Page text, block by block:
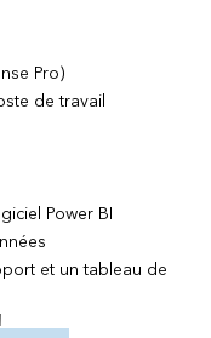
Pro)
de travail
Power BI
et un tableau de